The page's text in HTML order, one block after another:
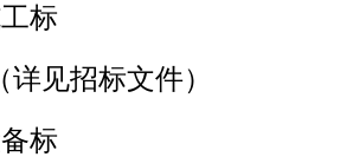
标
见招标文件）
标